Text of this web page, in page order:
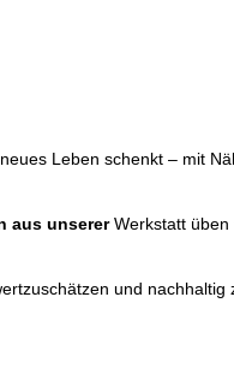
Leben schenkt – mit
aus unsererWerkstatt
und nachhaltig